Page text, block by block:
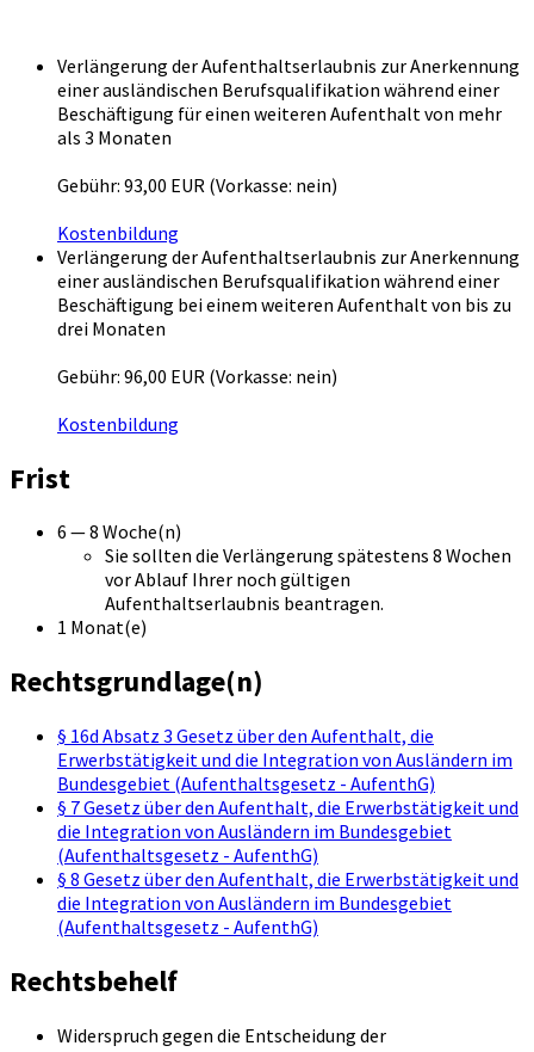
Verlängerung der Aufenthaltserlaubnis zur Anerkennung
einer ausländischen Berufsqualifikation während einer
Beschäftigung für einen weiteren Aufenthalt von mehr
als 3 Monaten
Gebühr: 93,00 EUR (Vorkasse: nein)
Kostenbildung
Verlängerung der Aufenthaltserlaubnis zur Anerkennung
einer ausländischen Berufsqualifikation während einer
Beschäftigung bei einem weiteren Aufenthalt von bis zu
drei Monaten
Gebühr: 96,00 EUR (Vorkasse: nein)
Kostenbildung
Frist
6 — 8 Woche(n)
Sie sollten die Verlängerung spätestens 8 Wochen
vor Ablauf Ihrer noch gültigen
Aufenthaltserlaubnis beantragen.
1 Monat(e)
Rechtsgrundlage(n)
§ 16d Absatz 3 Gesetz über den Aufenthalt, die
Erwerbstätigkeit und die Integration von Ausländern im
Bundesgebiet (Aufenthaltsgesetz - AufenthG)
§ 7 Gesetz über den Aufenthalt, die Erwerbstätigkeit und
die Integration von Ausländern im Bundesgebiet
(Aufenthaltsgesetz - AufenthG)
§ 8 Gesetz über den Aufenthalt, die Erwerbstätigkeit und
die Integration von Ausländern im Bundesgebiet
(Aufenthaltsgesetz - AufenthG)
Rechtsbehelf
Widerspruch gegen die Entscheidung der